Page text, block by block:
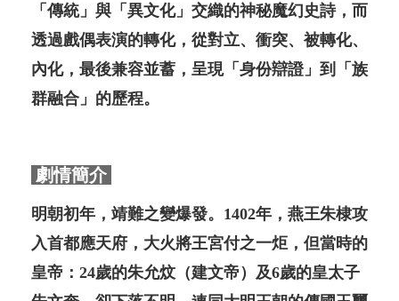
「傳統」與「異文化」交織的神秘魔幻史詩，而
透過戲偶表演的轉化，從對⽴、衝突、被轉化、
內化，最後兼容並蓄，呈現「身份辯證」到「族
群融合」的歷程。
劇情簡介
明朝初年，靖難之變爆發。1402年，燕王朱棣攻
入首都應天府，大火將王宮付之一炬，但當時的
皇帝：24歲的朱允炆（建文帝）及6歲的皇太子